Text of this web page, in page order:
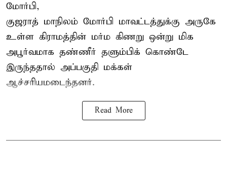
மோர்பி,
குஜராத் மாநிலம் மோர்பி மாவட்டத்துக்கு அருகே
உள்ள கிராமத்தின் மர்ம கிணறு ஒன்று மிக
அபூர்வமாக தண்ணீர் தளும்பிக் கொண்டே
இருந்ததால் அப்பகுதி மக்கள்
ஆச்சரியமடைந்தனர்.
Read More